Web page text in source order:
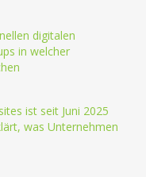
digitalen
in welcher
ist seit Juni 2025
was Unternehmen